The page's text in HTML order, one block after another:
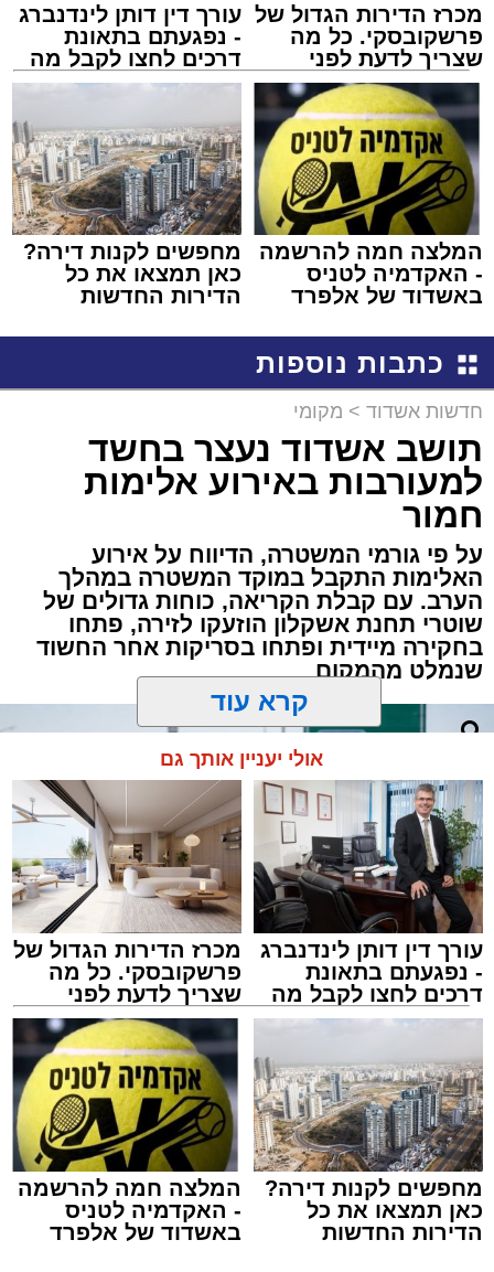
מכרז הדירות הגדול של
פרשקובסקי. כל מה
שצריך לדעת לפני
שמגישים הצעה לדירה
באשדוד
עורך דין דותן לינדנברג
- נפגעתם בתאונת
דרכים לחצו לקבל מה
שמגיע לכם
המלצה חמה להרשמה
- האקדמיה לטניס
באשדוד של אלפרד
מחפשים לקנות דירה?
כאן תמצאו את כל
הדירות החדשות
כתבות נוספות
חדשות אשדוד > מקומי
תושב אשדוד נעצר בחשד
למעורבות באירוע אלימות
חמור
על פי גורמי המשטרה, הדיווח על אירוע
האלימות התקבל במוקד המשטרה במהלך
הערב. עם קבלת הקריאה, כוחות גדולים של
שוטרי תחנת אשקלון הוזעקו לזירה, פתחו
בחקירה מיידית ופתחו בסריקות אחר החשוד
שנמלט מהמקום
אילוסטרציה מעצר חשוד
מערכת האתר / 12:01 10.08.26
קרא עוד
אולי יעניין אותך גם
עורך דין דותן לינדנברג
- נפגעתם בתאונת
דרכים לחצו לקבל מה
שמגיע לכם
מכרז הדירות הגדול של
פרשקובסקי. כל מה
שצריך לדעת לפני
שמגישים הצעה לדירה
באשדוד
מחפשים לקנות דירה?
כאן תמצאו את כל
הדירות החדשות
המלצה חמה להרשמה
- האקדמיה לטניס
באשדוד של אלפרד